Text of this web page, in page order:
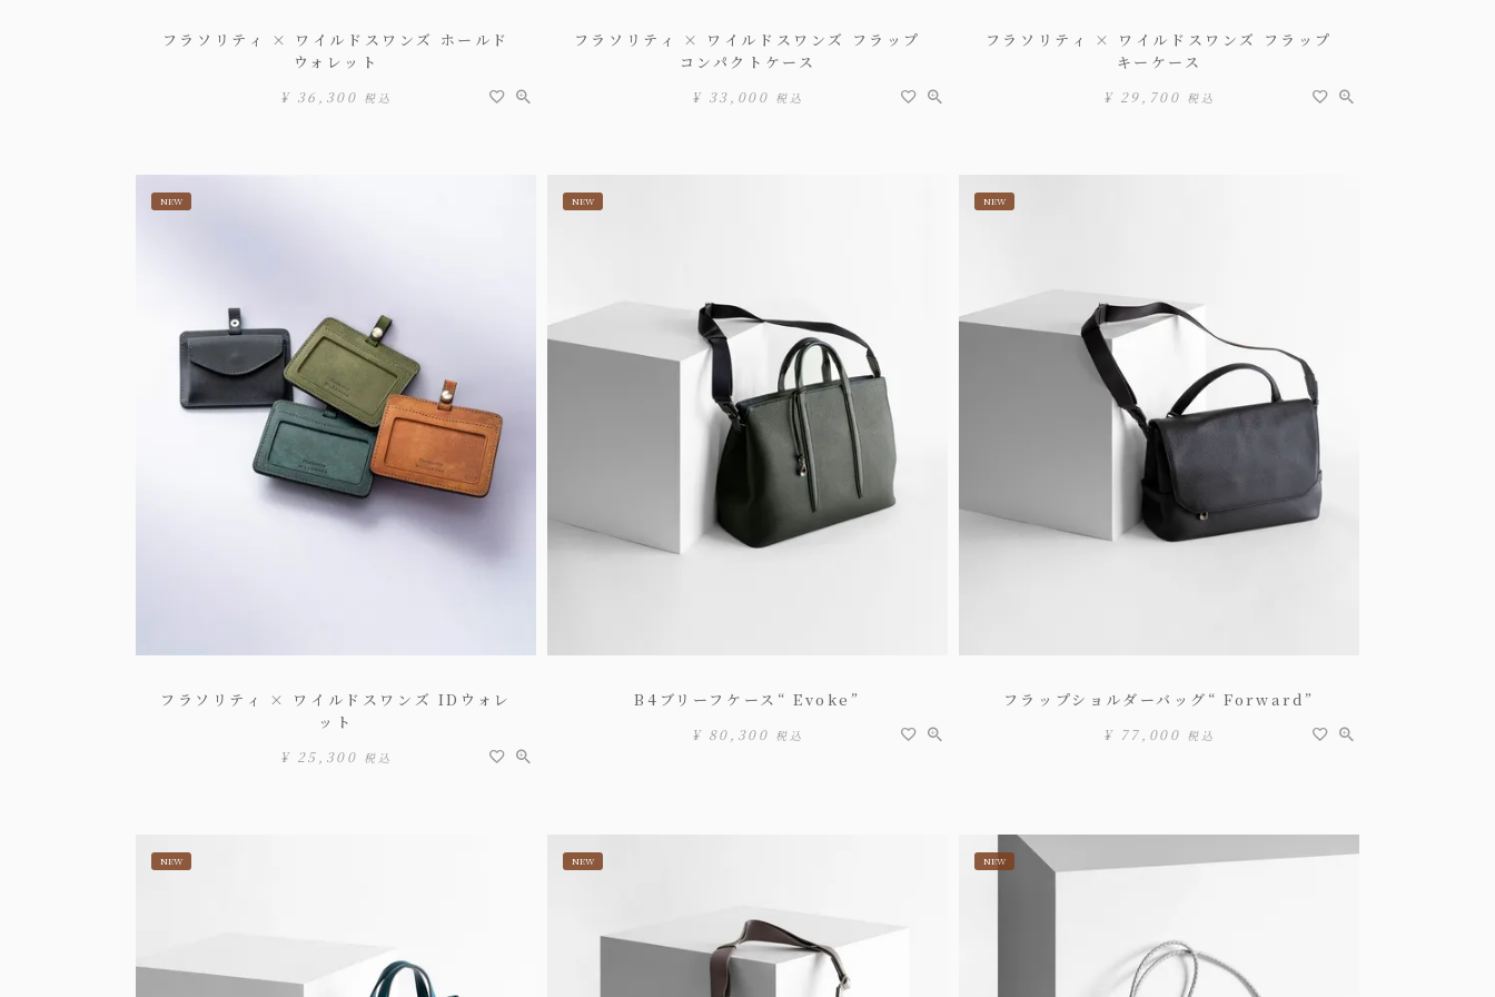
フラソリティ × ワイルドスワンズ ホールド
ウォレット
¥ 36,300 税込
フラソリティ × ワイルドスワンズ フラップ
コンパクトケース
¥ 33,000 税込
フラソリティ × ワイルドスワンズ フラップ
キーケース
¥ 29,700 税込
NEW
フラソリティ × ワイルドスワンズ IDウォレ
ット
¥ 25,300 税込
NEW
B4ブリーフケース“ Evoke”
¥ 80,300 税込
NEW
フラップショルダーバッグ“ Forward”
¥ 77,000 税込
NEW NEW NEW